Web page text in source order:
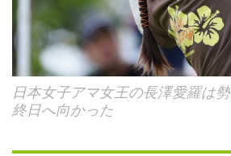
日本女子アマ女王の長澤愛羅は
終日へ向かった